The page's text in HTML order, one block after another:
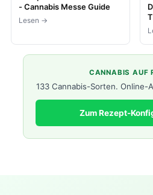
- Cannabis Messe Guide
Lesen →
CANNABIS AUF
133 Cannabis-Sorten. Online-
Zum Rezept-